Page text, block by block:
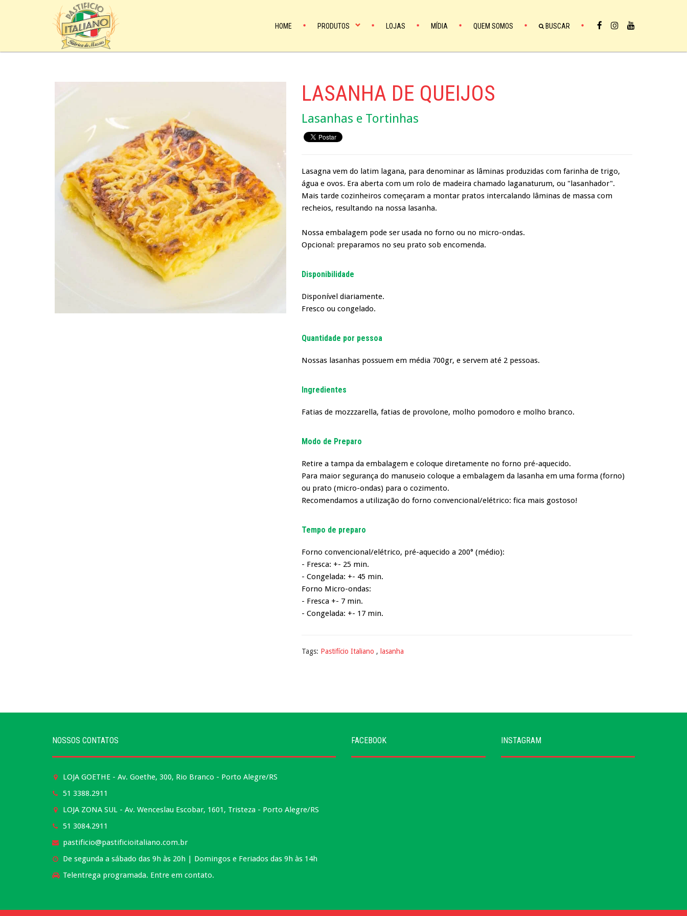
HOME PRODUTOS LOJAS MÍDIA QUEM SOMOS BUSCAR
LASANHA DE QUEIJOS
Lasanhas e Tortinhas
Lasagna vem do latim lagana, para denominar as lâminas produzidas com farinha de trigo,
água e ovos. Era aberta com um rolo de madeira chamado laganaturum, ou "lasanhador".
Mais tarde cozinheiros começaram a montar pratos intercalando lâminas de massa com
recheios, resultando na nossa lasanha.
Nossa embalagem pode ser usada no forno ou no micro-ondas.
Opcional: preparamos no seu prato sob encomenda.
Disponibilidade
Disponível diariamente.
Fresco ou congelado.
Quantidade por pessoa
Nossas lasanhas possuem em média 700gr, e servem até 2 pessoas.
Ingredientes
Fatias de mozzzarella, fatias de provolone, molho pomodoro e molho branco.
Modo de Preparo
Retire a tampa da embalagem e coloque diretamente no forno pré-aquecido.
Para maior segurança do manuseio coloque a embalagem da lasanha em uma forma (forno)
ou prato (micro-ondas) para o cozimento.
Recomendamos a utilização do forno convencional/elétrico: fica mais gostoso!
Tempo de preparo
Forno convencional/elétrico, pré-aquecido a 200° (médio):
- Fresca: +- 25 min.
- Congelada: +- 45 min.
Forno Micro-ondas:
- Fresca +- 7 min.
- Congelada: +- 17 min.
Tags: Pastifício Italiano , lasanha
NOSSOS CONTATOS
LOJA GOETHE - Av. Goethe, 300, Rio Branco - Porto Alegre/RS
51 3388.2911
LOJA ZONA SUL - Av. Wenceslau Escobar, 1601, Tristeza - Porto Alegre/RS
51 3084.2911
pastificio@pastificioitaliano.com.br
De segunda a sábado das 9h às 20h | Domingos e Feriados das 9h às 14h
Telentrega programada. Entre em contato.
FACEBOOK INSTAGRAM